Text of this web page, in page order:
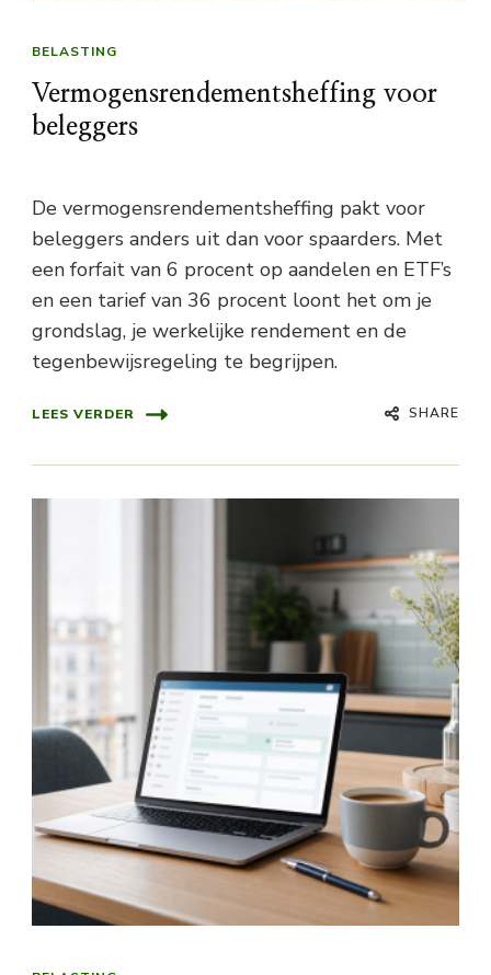
BELASTING
Vermogensrendementsheffing voor
beleggers
De vermogensrendementsheffing pakt voor
beleggers anders uit dan voor spaarders. Met
een forfait van 6 procent op aandelen en ETF’s
en een tarief van 36 procent loont het om je
grondslag, je werkelijke rendement en de
tegenbewijsregeling te begrijpen.
LEES VERDER SHARE